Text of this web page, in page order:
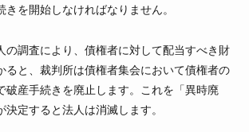
きを開始しなければなりません。
の調査により、債権者に対して配当すべき財
ると、裁判所は債権者集会において債権者の
破産手続きを廃止します。これを「異時廃
決定すると法人は消滅します。